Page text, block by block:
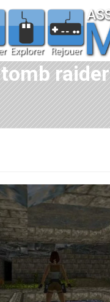
tomb raider